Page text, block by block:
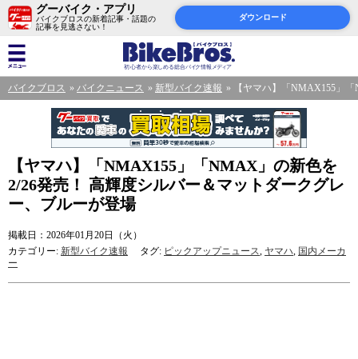
グーバイク・アプリ
バイクブロスの新着記事・話題の
記事を見逃さない！
ダウンロード
バイクブロス バイクニュース 新型バイク速報 【ヤマハ】「NMAX155」
【ヤマハ】「NMAX155」「NMAX」の新色を
2/26発売！ 高輝度シルバー＆マットダークグレ
ー、ブルーが登場
掲載日：2026年01月20日（火）
カテゴリー: 新型バイク速報 タグ: ピックアップニュース, ヤマハ, 国内メーカ
ー